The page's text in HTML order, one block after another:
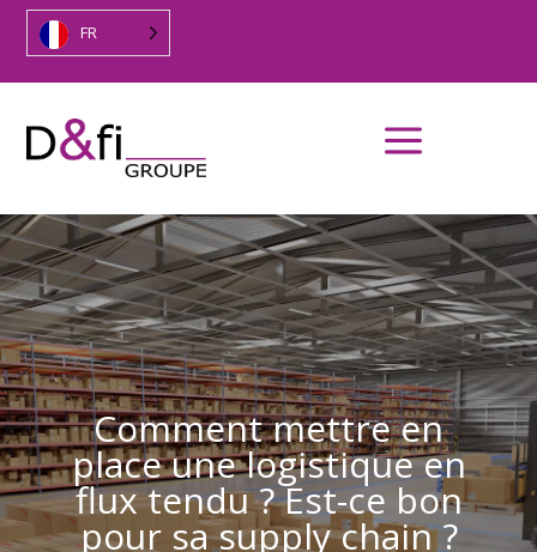
FR
a
Comment mettre en
place une logistique en
flux tendu ? Est-ce bon
pour sa supply chain ?